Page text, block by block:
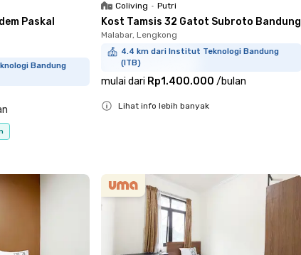
Paskal
Bandung
Coliving • Putri
Kost Tamsis 32 Gatot Subroto Bandung
Malabar, Lengkong
4.4 km dari Institut Teknologi Bandung
(ITB)
mulai dari Rp1.400.000 /bulan
Lihat info lebih banyak